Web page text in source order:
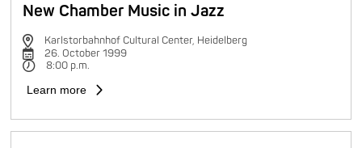
New Chamber Music in Jazz
Karlstorbahnhof Cultural Center, Heidelberg
26. October 1999
8:00 p.m.
Learn more